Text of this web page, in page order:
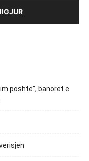
poshtë”, banorët e